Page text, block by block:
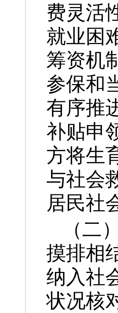
费灵活
就业困
筹资机
参保和
有序推
补贴申
方将生
与社会
居民社
（二
摸排相
纳入社
状况核